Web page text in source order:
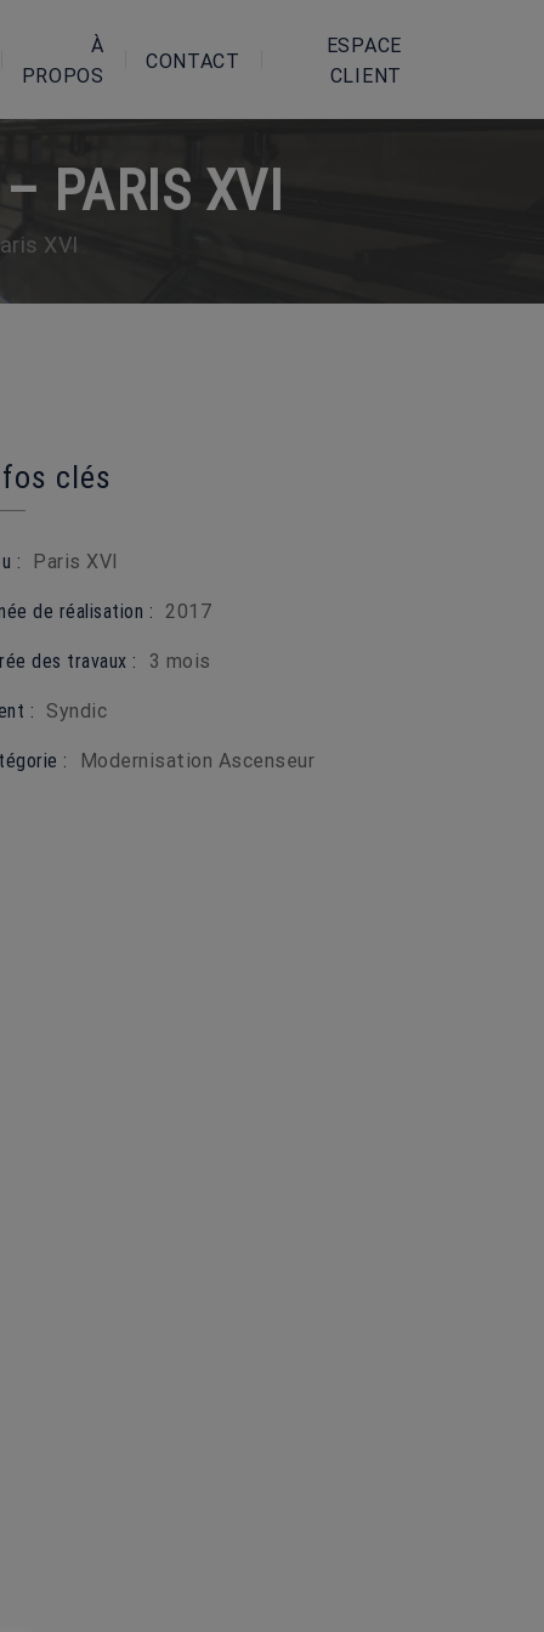
À
PROPOS
CONTACT
ESPACE
CLIENT
PARIS XVI
XVI
clés
: Paris XVI
de réalisation : 2017
des travaux : 3 mois
: Syndic
: Modernisation Ascenseur